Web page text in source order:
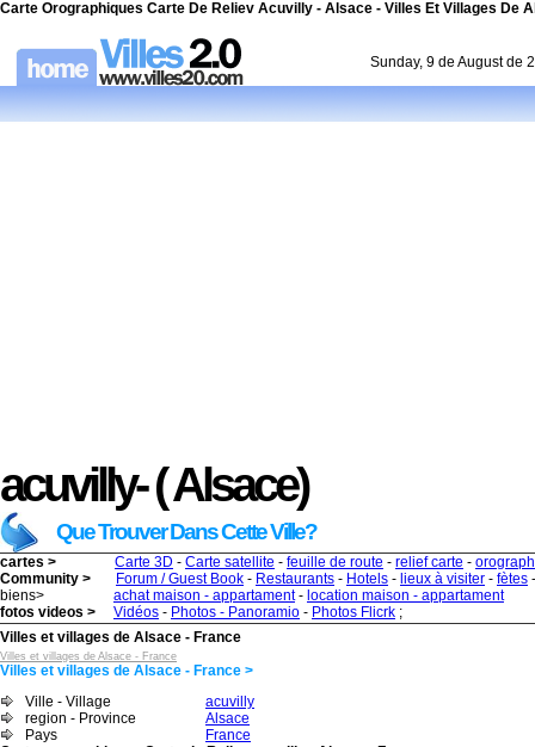
Carte Orographiques Carte De Reliev Acuvilly - Alsace - Villes Et Villages De
Sunday, 9 de August de
acuvilly- ( Alsace)
Que Trouver Dans Cette Ville?
cartes > Carte 3D - Carte satellite - feuille de route - relief carte -
Community >
Forum / Guest Book - Restaurants - Hotels - lieux à visiter - fètes
biens>
achat maison - appartament- location maison - appartament
fotos videos >
Vidéos - Photos - Panoramio - Photos Flicrk ;
Villes et villages de Alsace - France
Villes et villages de Alsace - France
Villes et villages de Alsace - France >
Ville - Village
acuvilly
region - Province
Alsace
Pays
France